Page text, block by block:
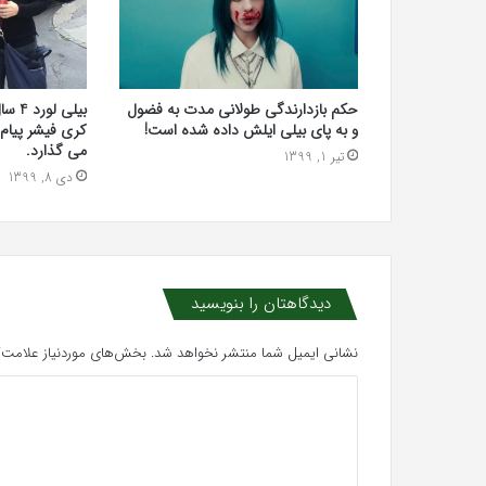
حکم بازدارندگی طولانی مدت به فضول
و به پای بیلی ایلش داده شده است!
تیر 1, 1399
کری فیشر
می گذارد.
دی 8, 1399
دیدگاهتان را بنویسید
نشانی ایمیل شما منتشر نخواهد شد. بخش‌های موردنیاز